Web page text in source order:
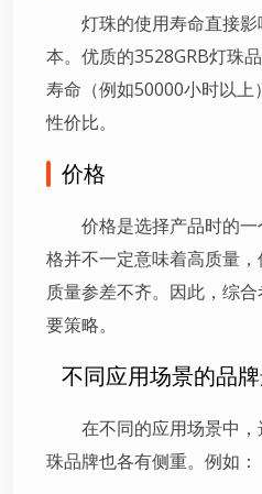
灯珠的使用寿命直接
本。优质的3528GRB灯珠
寿命（例如50000小时以
性价比。
价格
价格是选择产品时的
格并不一定意味着高质量
质量参差不齐。因此，综
要策略。
不同应用场景的品
在不同的应用场景中
珠品牌也各有侧重。例如：